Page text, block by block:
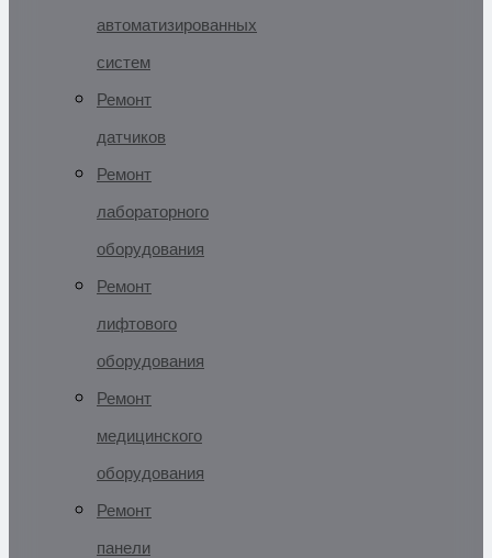
автоматизированных
систем
Ремонт
датчиков
Ремонт
лабораторного
оборудования
Ремонт
лифтового
оборудования
Ремонт
медицинского
оборудования
Ремонт
панели